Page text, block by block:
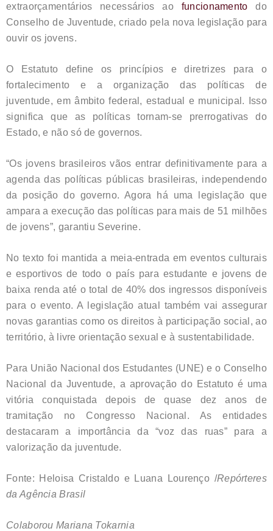
extraorçamentários necessários ao funcionamento do
Conselho de Juventude, criado pela nova legislação para
ouvir os jovens.
O Estatuto define os princípios e diretrizes para o
fortalecimento e a organização das políticas de
juventude, em âmbito federal, estadual e municipal. Isso
significa que as políticas tornam-se prerrogativas do
Estado, e não só de governos.
“Os jovens brasileiros vãos entrar definitivamente para a
agenda das políticas públicas brasileiras, independendo
da posição do governo. Agora há uma legislação que
ampara a execução das políticas para mais de 51 milhões
de jovens”, garantiu Severine.
No texto foi mantida a meia-entrada em eventos culturais
e esportivos de todo o país para estudante e jovens de
baixa renda até o total de 40% dos ingressos disponíveis
para o evento. A legislação atual também vai assegurar
novas garantias como os direitos à participação social, ao
território, à livre orientação sexual e à sustentabilidade.
Para União Nacional dos Estudantes (UNE) e o Conselho
Nacional da Juventude, a aprovação do Estatuto é uma
vitória conquistada depois de quase dez anos de
tramitação no Congresso Nacional. As entidades
destacaram a importância da “voz das ruas” para a
valorização da juventude.
Fonte: Heloisa Cristaldo e Luana Lourenço /Repórteres
da Agência Brasil
Colaborou Mariana Tokarnia